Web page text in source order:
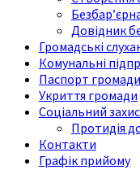
Довідник
Громадські
Комунальні
Паспорт громади
Укриття громади
Соціальний
Протидія
Контакти
Графік прийому